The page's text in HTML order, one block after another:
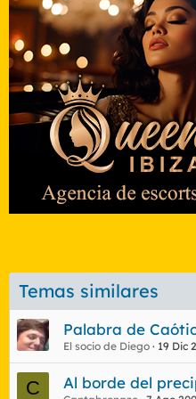
Temas similares
Palabra de
El socio de Diego 19 Dic
C Al borde del